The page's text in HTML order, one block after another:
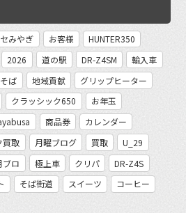
みやぎ お客様
HUNTER350
2026 道の駅 DR-Z4SM
輸入車
そば 地域貢献
グリップヒーター
クラッシック650
お年玉
商品券
カレンダー
買取 月曜ブログ 買取
U_29
ブロ 極上車 クリパ
DR-Z4S
そば街道 スイーツ
コーヒー